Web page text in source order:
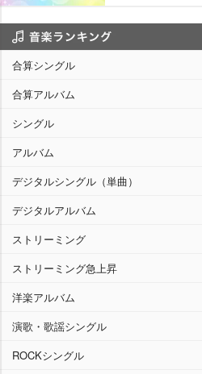
合算シングル
合算アルバム
シングル
アルバム
デジタルシングル（単曲）
デジタルアルバム
ストリーミング
ストリーミング急上昇
洋楽アルバム
演歌・歌謡シングル
ROCKシングル